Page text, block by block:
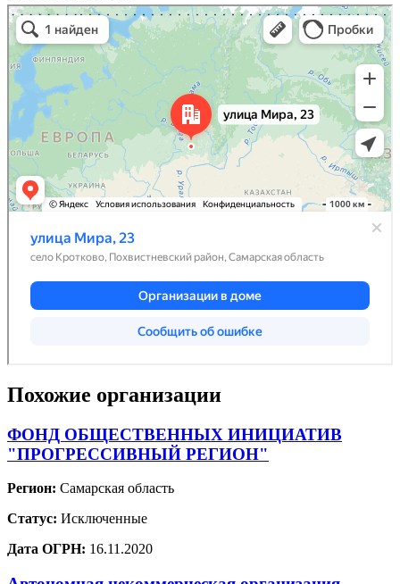
Похожие организации
ФОНД ОБЩЕСТВЕННЫХ ИНИЦИАТИВ
"ПРОГРЕССИВНЫЙ РЕГИОН"
Регион: Самарская область
Статус: Исключенные
Дата ОГРН: 16.11.2020